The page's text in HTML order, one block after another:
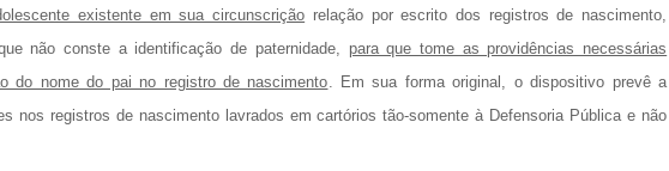
existente em sua circunscrição relação por escrito dos registros de nascimento,
não conste a identificação de paternidade, para que tome as providências necessárias
do nome do pai no registro de nascimento. Em sua forma original, o dispositivo prevê a
nos registros de nascimento lavrados em cartórios tão-somente à Defensoria Pública e não